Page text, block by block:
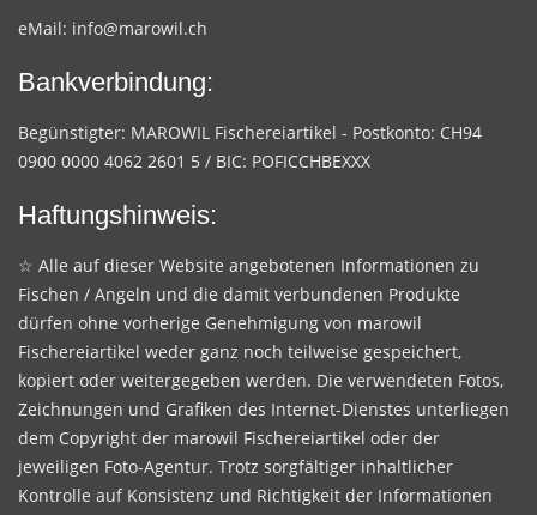
eMail: info@marowil.ch
Bankverbindung:
Begünstigter: MAROWIL Fischereiartikel - Postkonto: CH94
0900 0000 4062 2601 5 / BIC: POFICCHBEXXX
Haftungshinweis:
☆ Alle auf dieser Website angebotenen Informationen zu
Fischen / Angeln und die damit verbundenen Produkte
dürfen ohne vorherige Genehmigung von marowil
Fischereiartikel weder ganz noch teilweise gespeichert,
kopiert oder weitergegeben werden. Die verwendeten Fotos,
Zeichnungen und Grafiken des Internet-Dienstes unterliegen
dem Copyright der marowil Fischereiartikel oder der
jeweiligen Foto-Agentur. Trotz sorgfältiger inhaltlicher
Kontrolle auf Konsistenz und Richtigkeit der Informationen